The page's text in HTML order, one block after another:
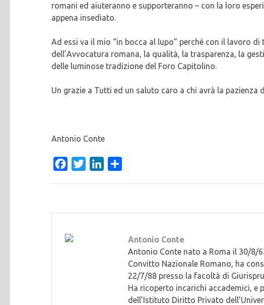
romani ed aiuteranno e supporteranno – con la loro
appena insediato.
Ad essi va il mio “in bocca al lupo” perché con il lavoro
dell’Avvocatura romana, la qualità, la trasparenza, la
delle luminose tradizione del Foro Capitolino.
Un grazie a Tutti ed un saluto caro a chi avrà la pazienza
Antonio Conte
FacebookTwitterLinkedIn
Antonio Conte
Antonio Conte nato a Roma il 30/8/
Convitto Nazionale Romano, ha
22/7/88 presso la facoltà di
Ha ricoperto incarichi accademici, e
dell’Istituto Diritto Privato